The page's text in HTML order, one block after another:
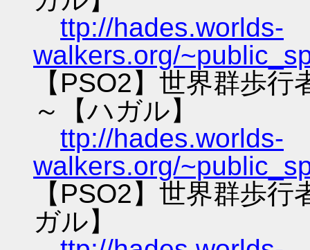
ttp://hades.worlds-
walkers.org/
【PSO2】世界群歩
～【ハガル】
ttp://hades.worlds-
walkers.org/
【PSO2】世界群歩
ガル】